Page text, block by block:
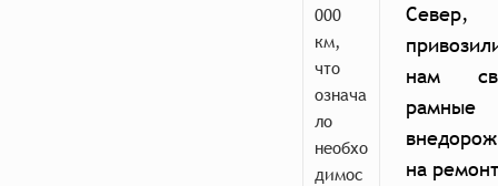
000
км,
что
означа
ло
необхо
димос
Север,
нам
рамные
на